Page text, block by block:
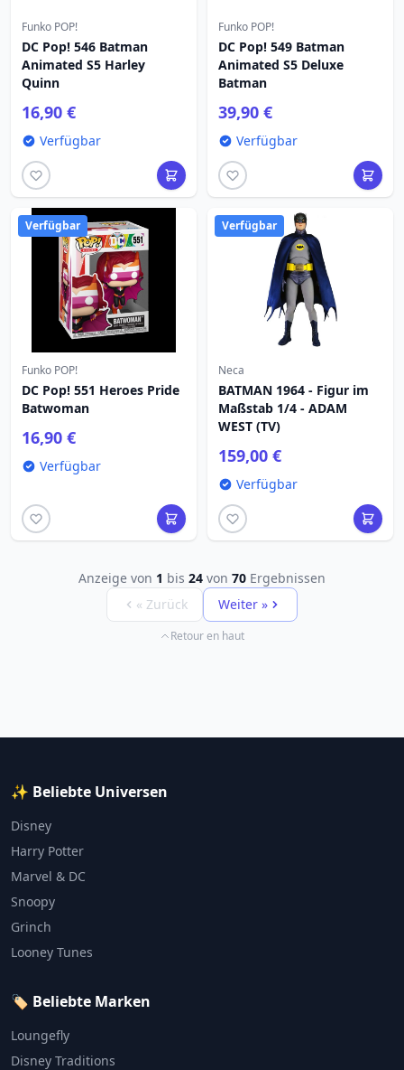
Funko POP!
DC Pop! 546 Batman
Animated S5 Harley
Quinn
16,90 €
Verfügbar
Funko POP!
DC Pop! 549 Batman
Animated S5 Deluxe
Batman
39,90 €
Verfügbar
Verfügbar
Funko POP!
DC Pop! 551 Heroes Pride
Batwoman
16,90 €
Verfügbar
Verfügbar
Neca
BATMAN 1964 - Figur im
Maßstab 1/4 - ADAM
WEST (TV)
159,00 €
Verfügbar
Anzeige von 1 bis 24 von 70 Ergebnissen
« Zurück
Weiter »
Retour en haut
✨ Beliebte Universen
Disney
Harry Potter
Marvel & DC
Snoopy
Grinch
Looney Tunes
🏷️ Beliebte Marken
Loungefly
Disney Traditions